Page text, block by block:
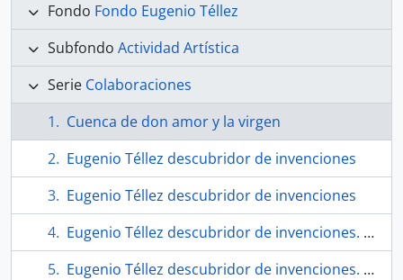
Fondo Fondo Eugenio Téllez
Subfondo Actividad Artística
Serie Colaboraciones
Cuenca de don amor y la virgen
Eugenio Téllez descubridor de invenciones
Eugenio Téllez descubridor de invenciones
Eugenio Téllez descubridor de invenciones. Documento preliminar
Eugenio Téllez descubridor de invenciones. Libro